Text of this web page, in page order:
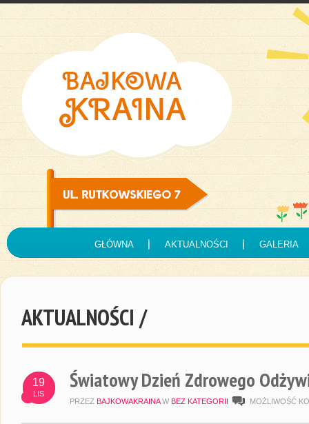
GŁÓWNA AKTUALNOŚCI GALERIA
AKTUALNOŚCI /
19
LIS
Światowy Dzień Zdrowego
PRZEZ BAJKOWAKRAINA W BEZ KATEGORII MOŻLIWOŚĆ